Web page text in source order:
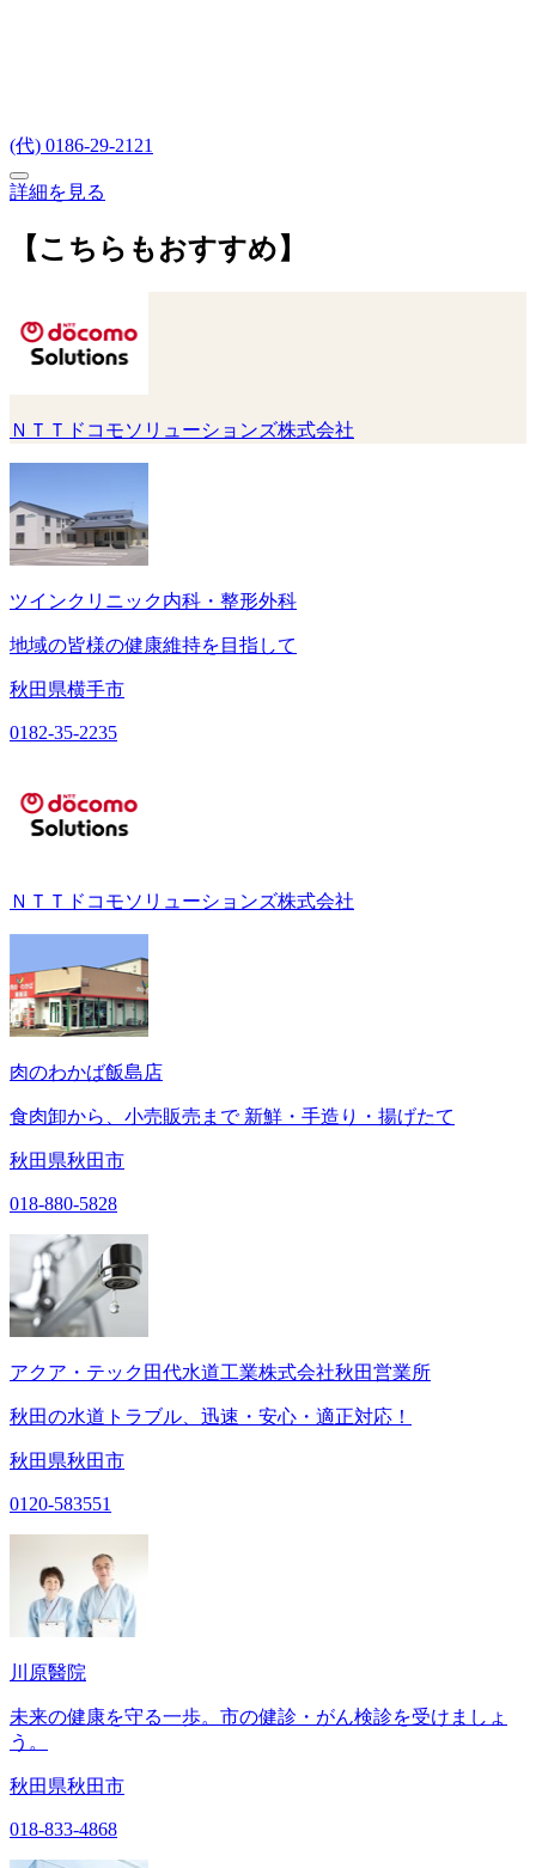
(代) 0186-29-2121
詳細を見る
【こちらもおすすめ】
ＮＴＴドコモソリューションズ株式会社
ツインクリニック内科・整形外科
地域の皆様の健康維持を目指して
秋田県横手市
0182-35-2235
ＮＴＴドコモソリューションズ株式会社
肉のわかば飯島店
食肉卸から、小売販売まで 新鮮・手造り・揚げたて
秋田県秋田市
018-880-5828
アクア・テック田代水道工業株式会社秋田営業所
秋田の水道トラブル、迅速・安心・適正対応！
秋田県秋田市
0120-583551
川原醫院
未来の健康を守る一歩。市の健診・がん検診を受けましょ
う。
秋田県秋田市
018-833-4868